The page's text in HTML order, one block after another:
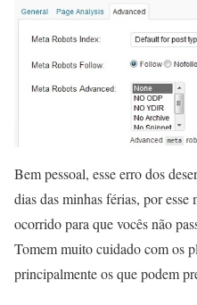
Bem pessoal, esse erro dos
dias das minhas férias, por
ocorrido para que vocês não
Tomem muito cuidado com os
principalmente os que podem